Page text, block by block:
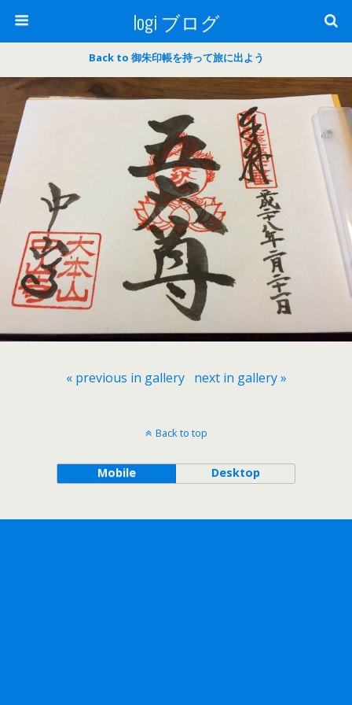
logi ブログ
Back to 御朱印帳を持って旅に出よう
« previous in gallery next in gallery »
Back to top
Mobile Desktop